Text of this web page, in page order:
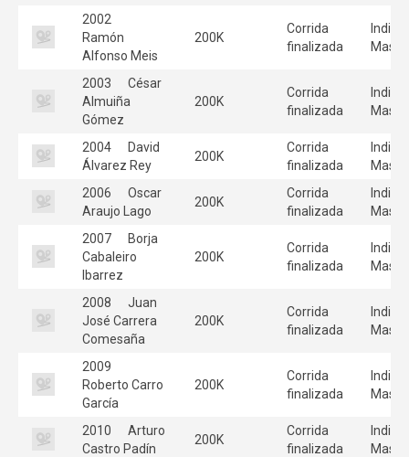
2002
Ramón
Alfonso Meis
200K
Corrida
finalizada
2003
César
Almuiña
Gómez
200K
Corrida
finalizada
2004
David
Álvarez Rey
200K
Corrida
finalizada
2006
Oscar
Araujo Lago
200K
Corrida
finalizada
2007
Borja
Cabaleiro
Ibarrez
200K
Corrida
finalizada
2008
Juan
José Carrera
Comesaña
200K
Corrida
finalizada
2009
Roberto Carro
García
200K
Corrida
finalizada
2010
Arturo
Castro Padín
200K
Corrida
finalizada